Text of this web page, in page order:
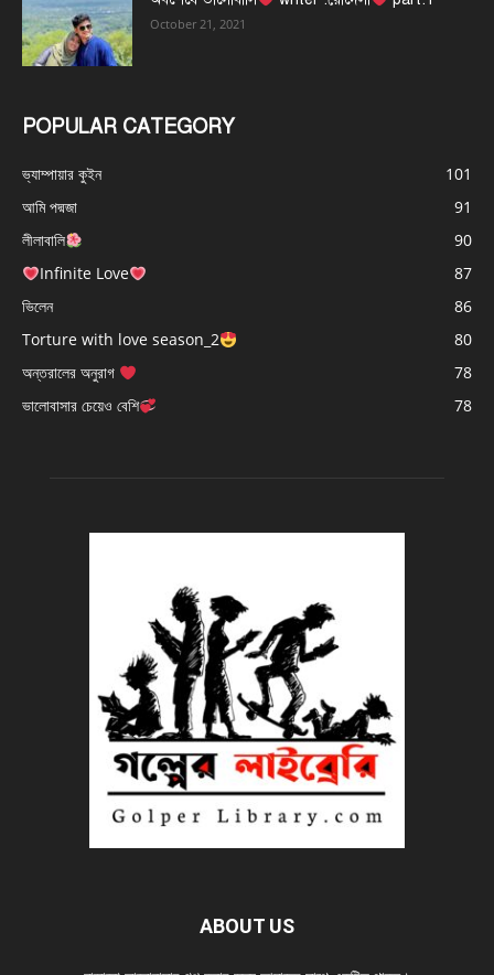
October 21, 2021
POPULAR CATEGORY
ভ্যাম্পায়ার কুইন
101
আমি পদ্মজা
91
লীলাবালি
90
Infinite Love
87
ভিলেন
86
Torture with love season_2
80
অন্তরালের অনুরাগ
78
ভালোবাসার চেয়েও বেশি
78
ABOUT US